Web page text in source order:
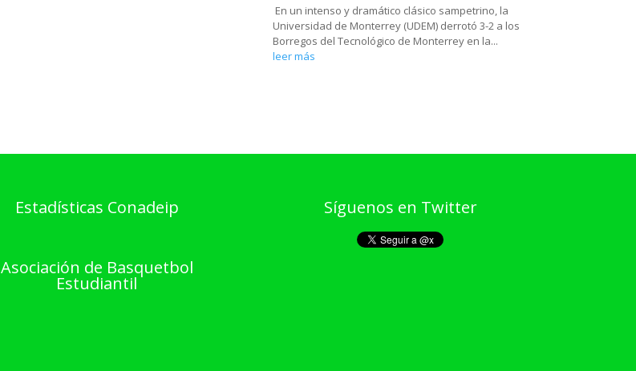
En un intenso y dramático clásico sampetrino, la
Universidad de Monterrey (UDEM) derrotó 3-2 a los
Borregos del Tecnológico de Monterrey en la...
leer más
Estadísticas Conadeip
Asociación de Basquetbol
Estudiantil
Síguenos en Twitter